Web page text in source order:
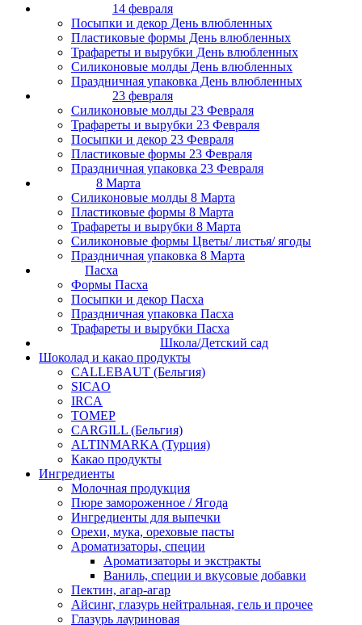
14 февраля
Посыпки и декор День влюбленных
Пластиковые формы День влюбленных
Трафареты и вырубки День влюбленных
Силиконовые молды День влюбленных
Праздничная упаковка День влюбленных
23 февраля
Силиконовые молды 23 Февраля
Трафареты и вырубки 23 Февраля
Посыпки и декор 23 Февраля
Пластиковые формы 23 Февраля
Праздничная упаковка 23 Февраля
8 Марта
Силиконовые молды 8 Марта
Пластиковые формы 8 Марта
Трафареты и вырубки 8 Марта
Силиконовые формы Цветы/ листья/ ягоды
Праздничная упаковка 8 Марта
Пасха
Формы Пасха
Посыпки и декор Пасха
Праздничная упаковка Пасха
Трафареты и вырубки Пасха
Школа/Детский сад
Шоколад и какао продукты
CALLEBAUT (Бельгия)
SICAO
IRCA
ТОМЕР
CARGILL (Бельгия)
ALTINMARKA (Турция)
Какао продукты
Ингредиенты
Молочная продукция
Пюре замороженное / Ягода
Ингредиенты для выпечки
Орехи, мука, ореховые пасты
Ароматизаторы, специи
Ароматизаторы и экстракты
Ваниль, специи и вкусовые добавки
Пектин, агар-агар
Айсинг, глазурь нейтральная, гель и прочее
Глазурь лауриновая